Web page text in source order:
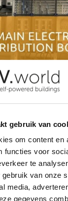
gebruik van
om content en
functies voor
te
van onze
media,
gegevens
ons op